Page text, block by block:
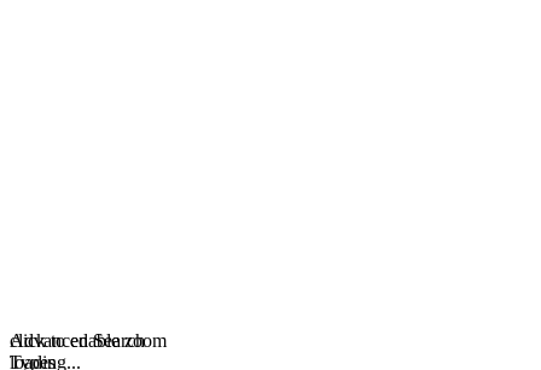
click to enable zoom
loading...
Advanced Search
Types